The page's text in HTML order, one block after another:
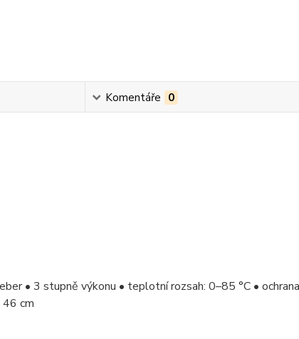
Komentáře 0
• 3 stupně výkonu • teplotní rozsah: 0–85 °C •
cm